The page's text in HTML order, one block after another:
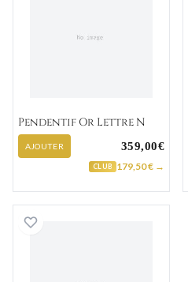
Pendentif Or Lettre N
AJOUTER 359,00€
CLUB 179,50 € →